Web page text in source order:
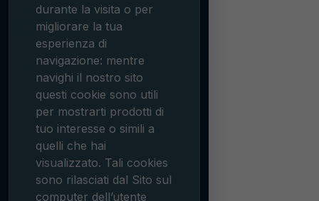
durante la visita o per
migliorare la tua
esperienza di
navigazione: mentre
navighi il nostro sito
questi cookie sono utili
per mostrarti prodotti di
tuo interesse o simili a
quelli che hai
visualizzato. Tali cookies
sono rilasciati dal Sito sul
computer dell’utente